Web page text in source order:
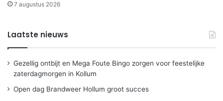
7 augustus 2026
Laatste nieuws
Gezellig ontbijt en Mega Foute Bingo zorgen voor feestelijke
zaterdagmorgen in Kollum
Open dag Brandweer Hollum groot succes